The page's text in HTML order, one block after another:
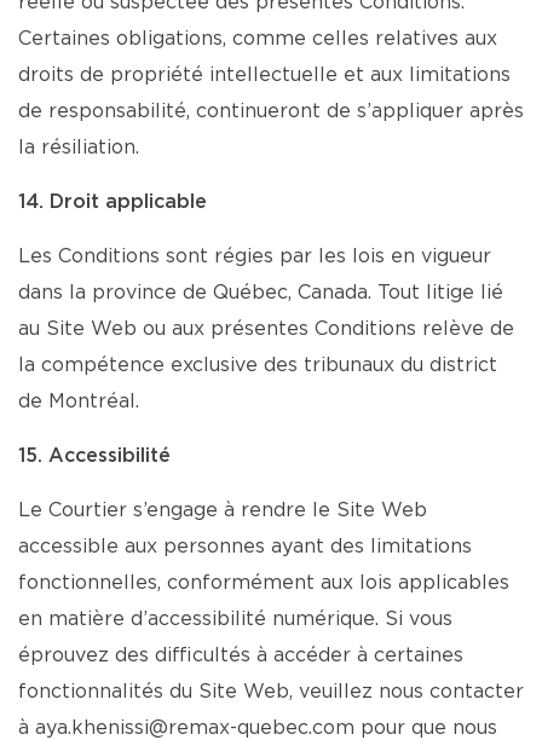
Certaines obligations, comme celles relatives aux
droits de propriété intellectuelle et aux limitations
de responsabilité, continueront de s’appliquer après
la résiliation.
14. Droit applicable
Les Conditions sont régies par les lois en vigueur
dans la province de Québec, Canada. Tout litige lié
au Site Web ou aux présentes Conditions relève de
la compétence exclusive des tribunaux du district
de Montréal.
15. Accessibilité
Le Courtier s’engage à rendre le Site Web
accessible aux personnes ayant des limitations
fonctionnelles, conformément aux lois applicables
en matière d’accessibilité numérique. Si vous
éprouvez des difficultés à accéder à certaines
fonctionnalités du Site Web, veuillez nous contacter
à aya.khenissi@remax-quebec.com pour que nous